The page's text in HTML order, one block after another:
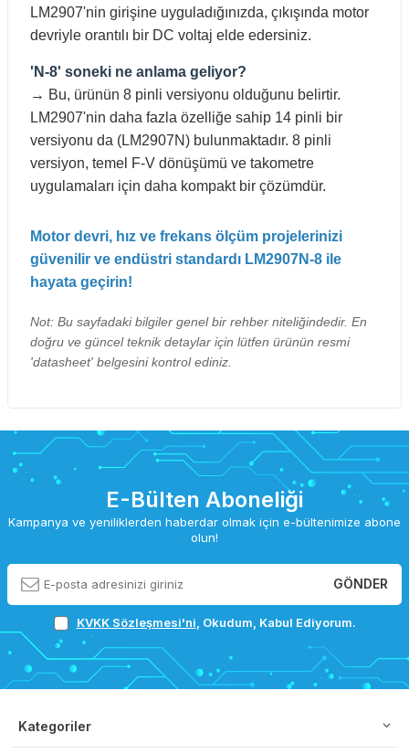
LM2907'nin girişine uyguladığınızda, çıkışında motor
devriyle orantılı bir DC voltaj elde edersiniz.
'N-8' soneki ne anlama geliyor?
→ Bu, ürünün 8 pinli versiyonu olduğunu belirtir.
LM2907'nin daha fazla özelliğe sahip 14 pinli bir
versiyonu da (LM2907N) bulunmaktadır. 8 pinli
versiyon, temel F-V dönüşümü ve takometre
uygulamaları için daha kompakt bir çözümdür.
Motor devri, hız ve frekans ölçüm projelerinizi
güvenilir ve endüstri standardı LM2907N-8 ile
hayata geçirin!
Not: Bu sayfadaki bilgiler genel bir rehber niteliğindedir. En
doğru ve güncel teknik detaylar için lütfen ürünün resmi
'datasheet' belgesini kontrol ediniz.
E-Bülten Aboneliği
Kampanya ve yeniliklerden haberdar olmak için e-bültenimize abone
olun!
GÖNDER
KVKK Sözleşmesi'ni , Okudum, Kabul Ediyorum.
Kategoriler